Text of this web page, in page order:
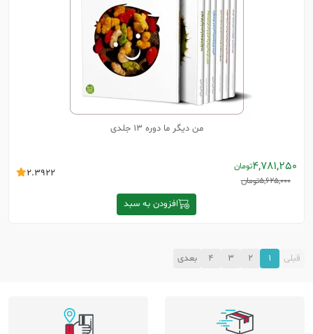
من دیگر ما دوره 13 جلدی
4,781,250تومان
5,625,000تومان
2.3922
افزودن به سبد
قبلی 1
2
3
4 بعدی